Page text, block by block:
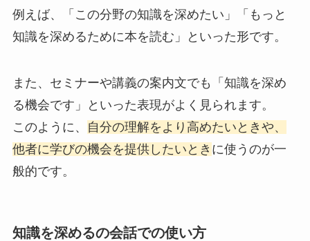
例えば、「この分野の知識を深めたい」「もっと
知識を深めるために本を読む」といった形です。
また、セミナーや講義の案内文でも「知識を深め
る機会です」といった表現がよく見られます。
このように、
自分の理解をより高めたいときや、
他者に学びの機会を提供したいとき に使うのが一
般的です。
知識を深めるの会話での使い方